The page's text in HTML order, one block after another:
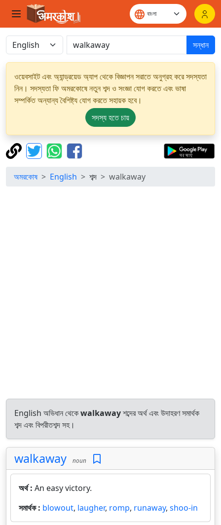
সন্ধান
ওয়েবসাইট এবং অ্যান্ড্রয়েড অ্যাপ থেকে বিজ্ঞাপন সরাতে অনুগ্রহ করে সদস্যতা
নিন। সদস্যতা ফি অমরকোষে নতুন শব্দ ও সংজ্ঞা যোগ করতে এবং ভাষা
সম্পর্কিত অন্যান্য বৈশিষ্ট্য যোগ করতে সহায়ক হবে।
সদস্য হতে চায়
অমরকোষ English শব্দ walkaway
English অভিধান থেকেwalkawayশব্দের অর্থ এবং উদাহরণ সমার্থক
শব্দ এবং বিপরীতশব্দ সহ।
walkaway noun
অর্থ : An easy victory.
সমার্থক : blowout, laugher, romp, runaway, shoo-in